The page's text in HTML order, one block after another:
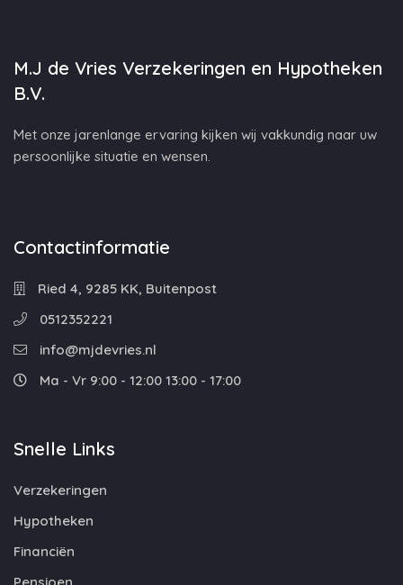
M.J de Vries Verzekeringen en Hypotheken
B.V.
Met onze jarenlange ervaring kijken wij vakkundig naar uw
persoonlijke situatie en wensen.
Contactinformatie
Ried 4, 9285 KK, Buitenpost
0512352221
info@mjdevries.nl
Ma - Vr 9:00 - 12:00 13:00 - 17:00
Snelle Links
Verzekeringen
Hypotheken
Financiën